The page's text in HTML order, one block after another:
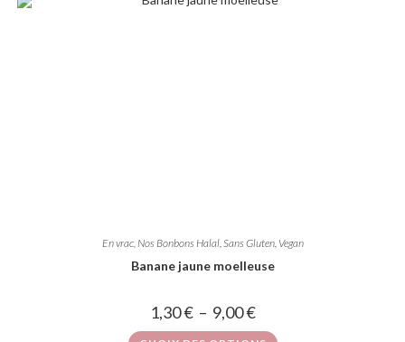
En vrac,Nos Bonbons Halal, Sans Gluten, Vegan
Banane jaune moelleuse
1,30€ – 9,00€